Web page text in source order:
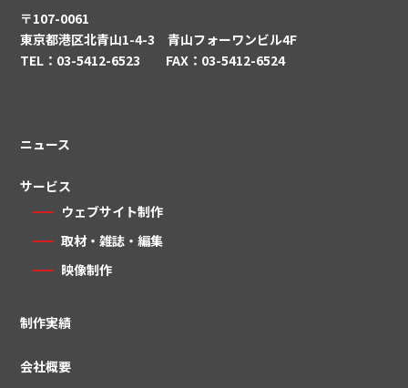
〒107-0061
東京都港区北青山1-4-3 青山フォーワンビル4F
TEL：03-5412-6523 FAX：03-5412-6524
ニュース
サービス
ウェブサイト制作
取材・雑誌・編集
映像制作
制作実績
会社概要